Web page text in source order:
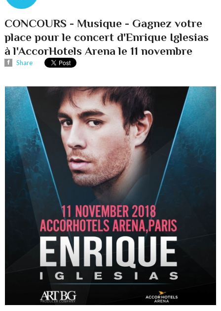
CONCOURS - Musique - Gagnez votre
place pour le concert d'Enrique Iglesias
à l'AccorHotels Arena le 11 novembre
Share